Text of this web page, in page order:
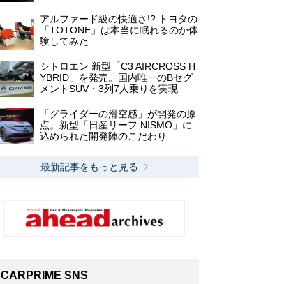
アルファード級の快適さ!? トヨタの
「TOTONE」は本当に眠れるのか体
験してみた
シトロエン 新型「C3 AIRCROSS H
YBRID」を発売。国内唯一のBセグ
メントSUV・3列7人乗りを実現
「グライダーの滑空感」が開発の原
点。新型「日産リーフ NISMO」に
込められた開発陣のこだわり
最新記事をもっと見る
CARPRIME SNS